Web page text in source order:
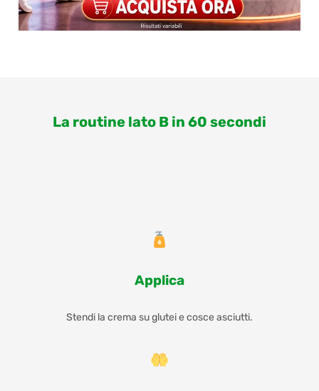
La routine lato B in 60 secondi
Applica
Stendi la crema su glutei e cosce asciutti.